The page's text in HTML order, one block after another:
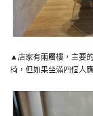
▲店家有兩層樓，主要
椅，但如果坐滿四個人